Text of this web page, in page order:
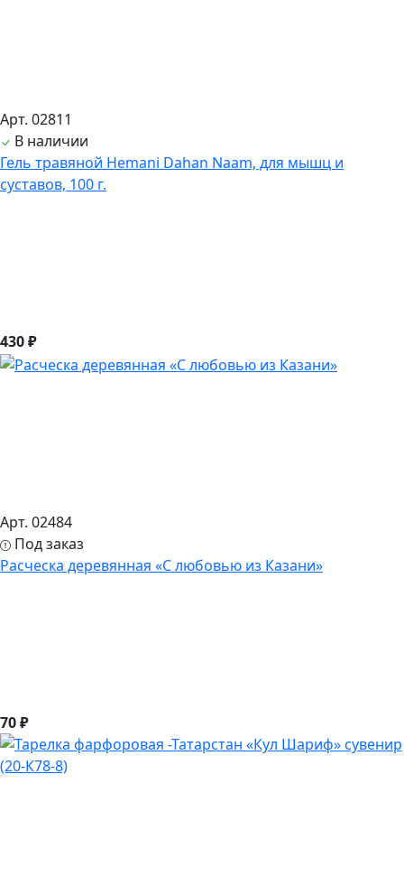
Арт. 02811
В наличии
Гель травяной Hemani Dahan Naam, для мышц и
суставов, 100 г.
430 ₽
Арт. 02484
Под заказ
Расческа деревянная «С любовью из Казани»
70 ₽